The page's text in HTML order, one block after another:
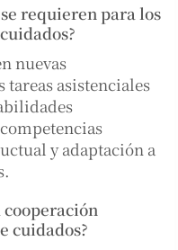
requieren para los
nuevas
tareas asistenciales
y adaptación a
cuidados?